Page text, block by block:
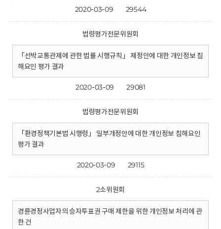
2020-03-09 29544
법령평가전문위원회
「선박교통관제에 관한 법률 시행규칙」 제정안에 대한 개인정보 침
해요인 평가 결과
2020-03-09 29081
법령평가전문위원회
「환경정책기본법 시행령」 일부개정안에 대한 개인정보 침해요인
평가 결과
2020-03-09 29115
2소위원회
경륜경정사업자의 승자투표권 구매 제한을 위한 개인정보 처리에 관
한 건